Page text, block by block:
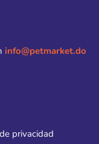
info@petmarket.do
privacidad